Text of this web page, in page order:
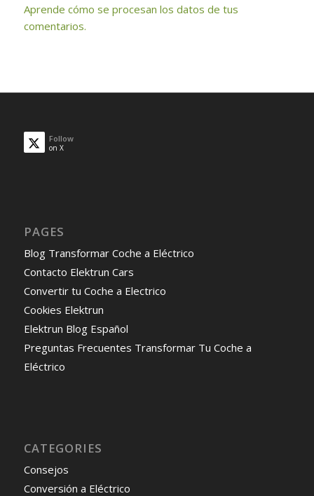
Aprende cómo se procesan los datos de tus
comentarios.
Follow
on X
PAGES
Blog Transformar Coche a Eléctrico
Contacto Elektrun Cars
Convertir tu Coche a Electrico
Cookies Elektrun
Elektrun Blog Español
Preguntas Frecuentes Transformar Tu Coche a
Eléctrico
CATEGORIES
Consejos
Conversión a Eléctrico